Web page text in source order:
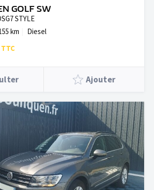
GOLF SW
STYLE
km Diesel
Ajouter